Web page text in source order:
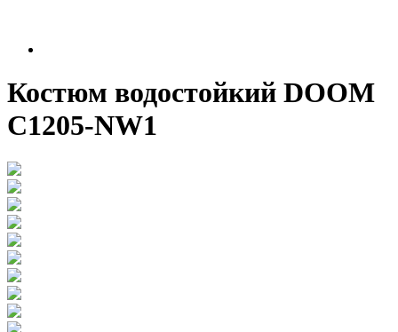
Костюм водостойкий DOOM
C1205-NW1